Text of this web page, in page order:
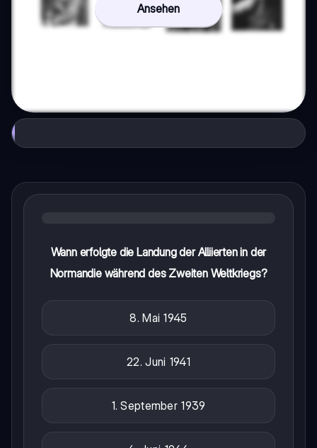
Ansehen
Wann erfolgte die Landung der Alliierten in der
Normandie während des Zweiten Weltkriegs?
8. Mai 1945
22. Juni 1941
1. September 1939